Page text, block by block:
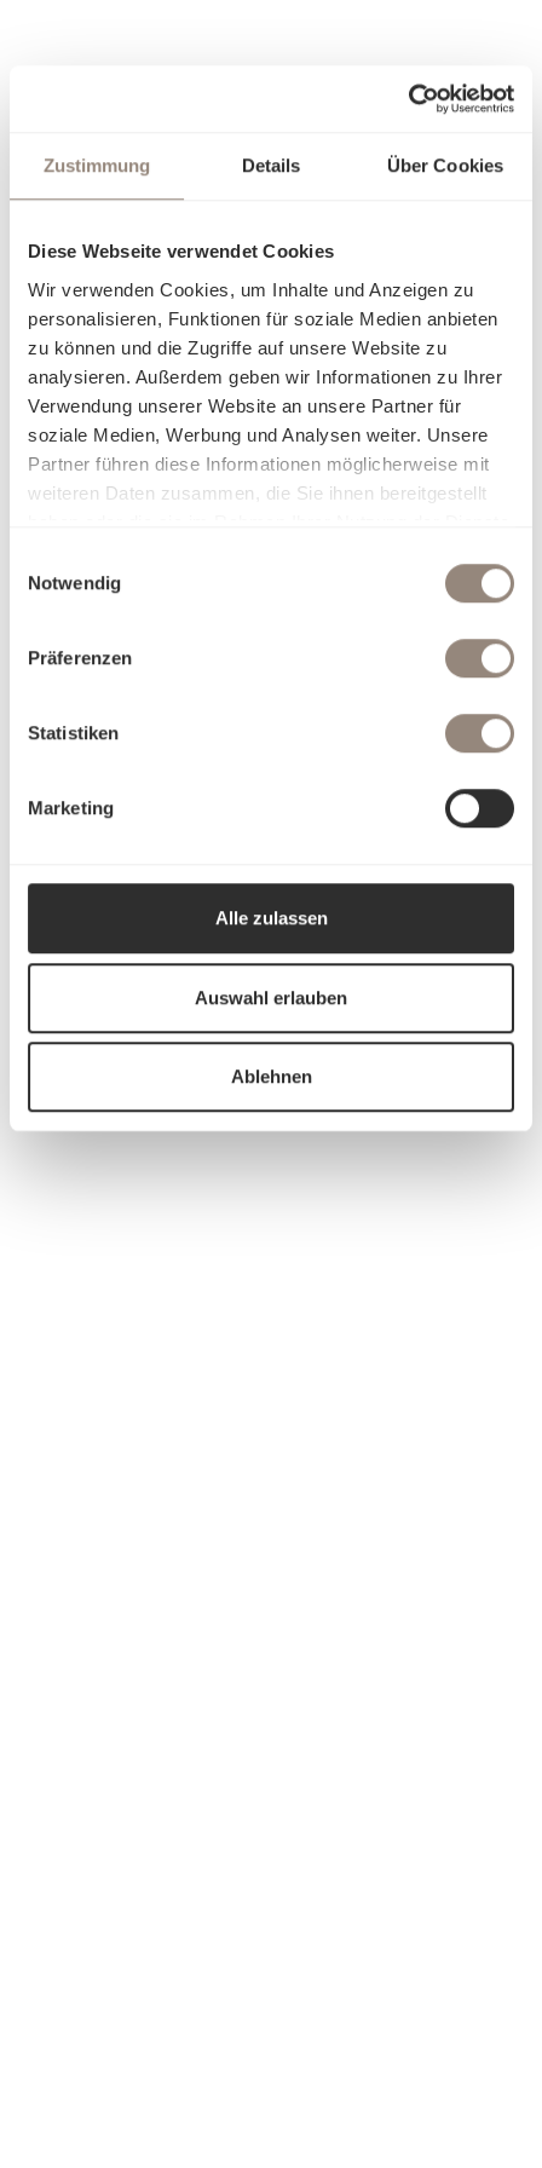
Zustimmung Details Über Cookies
Diese Webseite verwendet Cookies
Wir verwenden Cookies, um Inhalte und Anzeigen zu
personalisieren, Funktionen für soziale Medien anbieten
zu können und die Zugriffe auf unsere Website zu
analysieren. Außerdem geben wir Informationen zu Ihrer
Verwendung unserer Website an unsere Partner für
soziale Medien, Werbung und Analysen weiter. Unsere
Partner führen diese Informationen möglicherweise mit
weiteren Daten zusammen, die Sie ihnen bereitgestellt
Notwendig
Präferenzen
Statistiken
Marketing
Alle zulassen
Auswahl erlauben
Ablehnen